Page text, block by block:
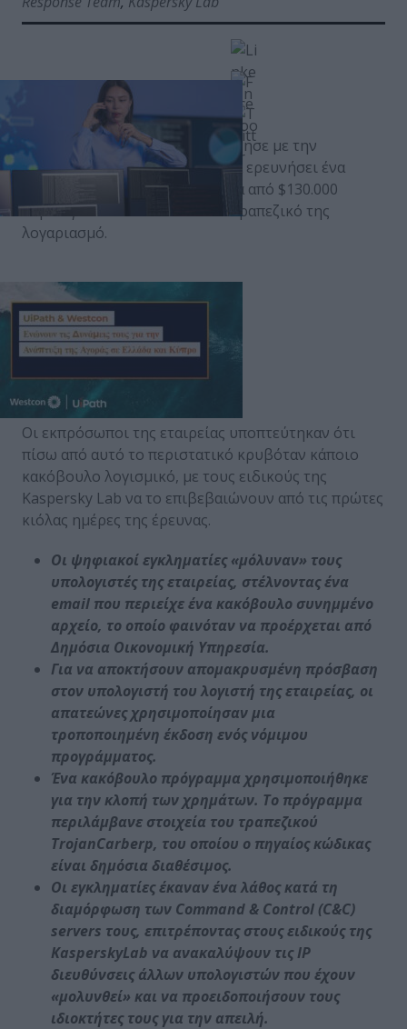
Μια ρωσική εταιρεία επικοινώνησε με την
Kaspersky Lab, ζητώντας της να ερευνήσει ένα
περιστατικό, όπου περισσότερα από $130.000
παραλίγο να κλαπούν από τον τραπεζικό της
λογαριασμό.
Οι εκπρόσωποι της εταιρείας υποπτεύτηκαν ότι
πίσω από αυτό το περιστατικό κρυβόταν κάποιο
κακόβουλο λογισμικό, με τους ειδικούς της
Kaspersky Lab να το επιβεβαιώνουν από τις πρώτες
κιόλας ημέρες της έρευνας.
Οι ψηφιακοί εγκληματίες «μόλυναν» τους
υπολογιστές της εταιρείας, στέλνοντας ένα
email που περιείχε ένα κακόβουλο συνημμένο
αρχείο, το οποίο φαινόταν να προέρχεται από
Δημόσια Οικονομική Υπηρεσία.
Για να αποκτήσουν απομακρυσμένη πρόσβαση
στον υπολογιστή του λογιστή της εταιρείας, οι
απατεώνες χρησιμοποίησαν μια
τροποποιημένη έκδοση ενός νόμιμου
προγράμματος.
Ένα κακόβουλο πρόγραμμα χρησιμοποιήθηκε
για την κλοπή των χρημάτων. Το πρόγραμμα
περιλάμβανε στοιχεία του τραπεζικού
TrojanCarberp, του οποίου ο πηγαίος κώδικας
είναι δημόσια διαθέσιμος.
Οι εγκληματίες έκαναν ένα λάθος κατά τη
διαμόρφωση των Command & Control (C&C)
servers τους, επιτρέποντας στους ειδικούς της
KasperskyLab να ανακαλύψουν τις IP
διευθύνσεις άλλων υπολογιστών που έχουν
«μολυνθεί» και να προειδοποιήσουν τους
ιδιοκτήτες τους για την απειλή.